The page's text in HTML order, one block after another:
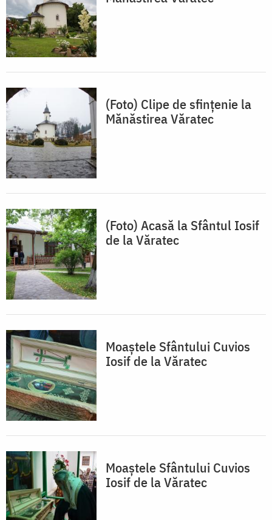
(Foto) Clipe de sfințenie la
Mănăstirea Văratec
(Foto) Acasă la Sfântul Iosif
de la Văratec
Moaştele Sfântului Cuvios
Iosif de la Văratec
Moaştele Sfântului Cuvios
Iosif de la Văratec